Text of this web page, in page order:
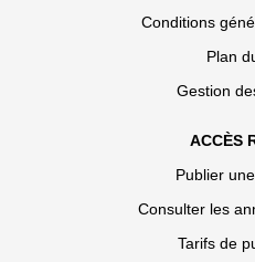
Conditions
Plan
Gestion
ACCÈS
Publier
Consulter les
Tarifs de